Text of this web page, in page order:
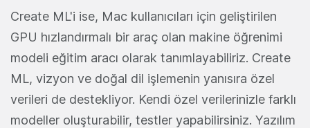
Create ML'i ise, Mac kullanıcıları için geliştirilen
GPU hızlandırmalı bir araç olan makine öğrenimi
modeli eğitim aracı olarak tanımlayabiliriz. Create
ML, vizyon ve doğal dil işlemenin yanısıra özel
verileri de destekliyor. Kendi özel verilerinizle farklı
modeller oluşturabilir, testler yapabilirsiniz. Yazılım